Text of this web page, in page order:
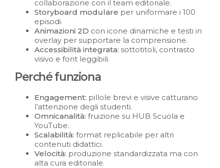
collaborazione con il team editoriale.
Storyboard modulare per uniformare i 100
episodi.
Animazioni 2D con icone dinamiche e testi in
overlay per supportare la comprensione.
Accessibilità integrata: sottotitoli, contrasto
visivo e font leggibili.
Perché funziona
Engagement: pillole brevi e visive catturano
l’attenzione degli studenti.
Omnicanalità: fruizione su HUB Scuola e
YouTube.
Scalabilità: format replicabile per altri
contenuti didattici.
Velocità: produzione standardizzata ma con
alta cura editoriale.